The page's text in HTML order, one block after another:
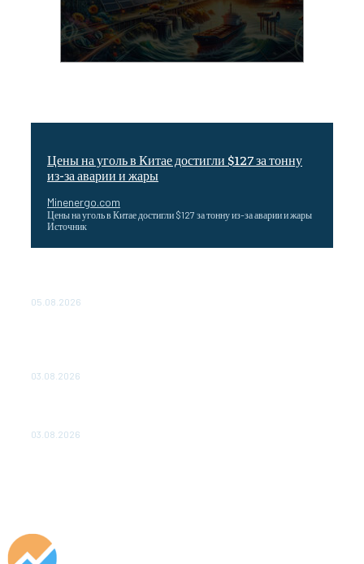
Цены на уголь в Китае достигли $127 за тонну
из-за аварии и жары
Minenergo.com
Цены на уголь в Китае достигли $127 за тонну из-за аварии и жары
Источник
05.08.2026
03.08.2026
03.08.2026